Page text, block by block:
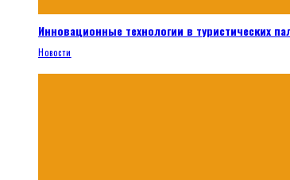
Инновационные технологии в туристических
Новости